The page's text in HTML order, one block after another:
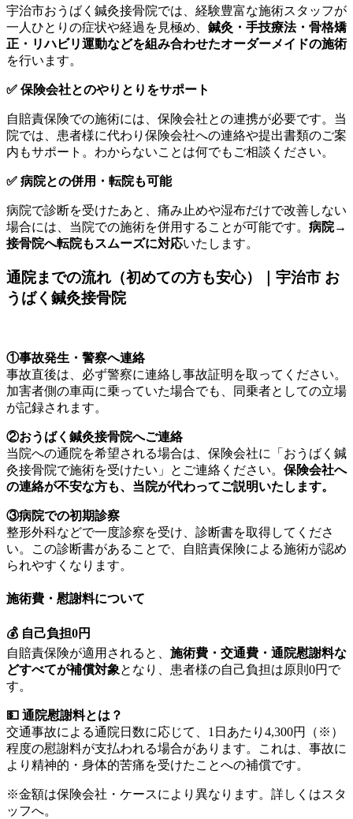
宇治市おうばく鍼灸接骨院では、経験豊富な施術スタッフが
一人ひとりの症状や経過を見極め、 鍼灸・手技療法・骨格矯
正・リハビリ運動などを組み合わせたオーダーメイドの施術
を行います。
✅ 保険会社とのやりとりをサポート
自賠責保険での施術には、保険会社との連携が必要です。当
院では、患者様に代わり保険会社への連絡や提出書類のご案
内もサポート。わからないことは何でもご相談ください。
✅ 病院との併用・転院も可能
病院で診断を受けたあと、痛み止めや湿布だけで改善しない
場合には、当院での施術を併用することが可能です。 病院→
接骨院へ転院もスムーズに対応いたします。
通院までの流れ（初めての方も安心）｜宇治市 お
うばく鍼灸接骨院
①事故発生・警察へ連絡
事故直後は、必ず警察に連絡し事故証明を取ってください。
加害者側の車両に乗っていた場合でも、同乗者としての立場
が記録されます。
②おうばく鍼灸接骨院へご連絡
当院への通院を希望される場合は、保険会社に「おうばく鍼
灸接骨院で施術を受けたい」とご連絡ください。 保険会社へ
の連絡が不安な方も、当院が代わってご説明いたします。
③病院での初期診察
整形外科などで一度診察を受け、診断書を取得してくださ
い。この診断書があることで、自賠責保険による施術が認め
られやすくなります。
施術費・慰謝料について
💰 自己負担0円
自賠責保険が適用されると、 施術費・交通費・通院慰謝料な
どすべてが補償対象となり、患者様の自己負担は原則0円で
す。
💵 通院慰謝料とは？
交通事故による通院日数に応じて、1日あたり4,300円（※）
程度の慰謝料が支払われる場合があります。これは、事故に
より精神的・身体的苦痛を受けたことへの補償です。
※金額は保険会社・ケースにより異なります。詳しくはスタ
ッフへ。